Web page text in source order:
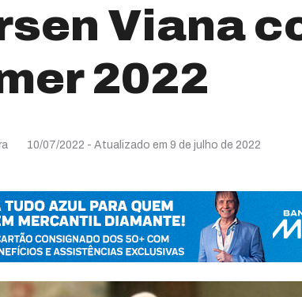
Viana
2022
10/07/2022 - Atualizado em 9 de julho de 2022